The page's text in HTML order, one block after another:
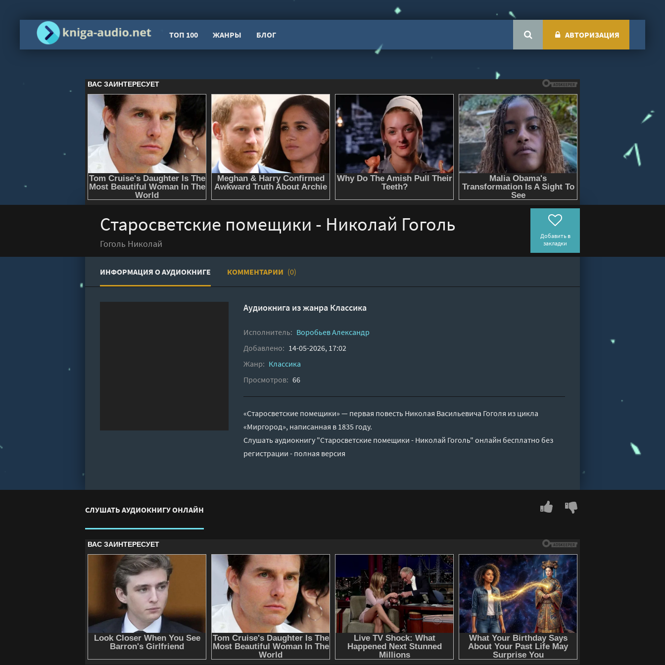
ТОП 100 ЖАНРЫ БЛОГ АВТОРИЗАЦИЯ
Старосветские помещики - Николай Гоголь
Гоголь Николай
Добавить в
закладки
ИНФОРМАЦИЯ О АУДИОКНИГЕ КОММЕНТАРИИ (0)
Аудиокнига из жанра Классика
Исполнитель: Воробьев Александр
Добавлено: 14-05-2026, 17:02
Жанр: Классика
Просмотров: 66
«Старосветские помещики» — первая повесть Николая Васильевича Гоголя из цикла
«Миргород», написанная в 1835 году.
Слушать аудиокнигу "Старосветские помещики - Николай Гоголь" онлайн бесплатно без
регистрации - полная версия
СЛУШАТЬ АУДИОКНИГУ ОНЛАЙН